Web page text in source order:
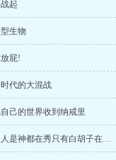
起
生物
屁!
代的大混战
己的世界收到纳戒里
第70章 是人是神都在秀只有白胡子在郁闷